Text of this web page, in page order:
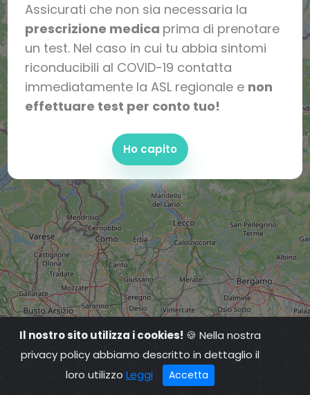
Assicurati che non sia necessaria la
prescrizione medica prima di prenotare
un test. Nel caso in cui tu abbia sintomi
riconducibili al COVID-19 contatta
immediatamente la ASL regionale e non
effettuare test per conto tuo!
Ho capito
Il nostro sito utilizza i cookies! 🍪 Nella nostra
privacy policy abbiamo descritto in dettaglio il
loro utilizzo Leggi Accetta